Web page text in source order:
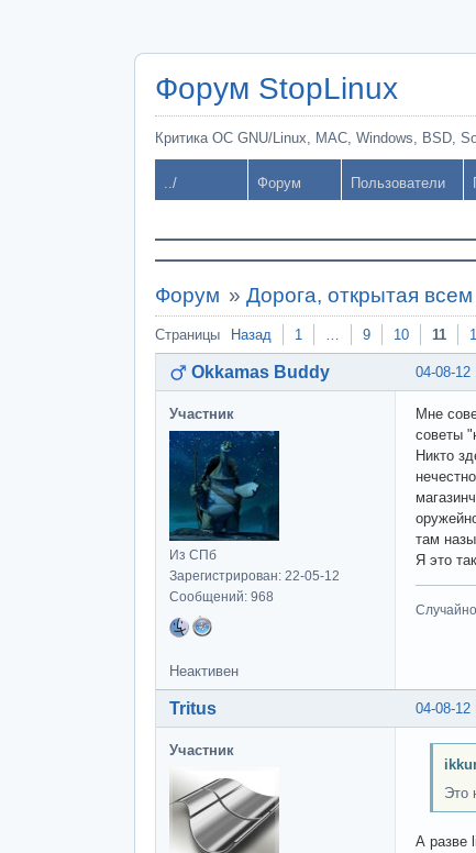
Форум StopLinux
Критика ОС GNU/Linux, MAC, Windows, BSD,
../ Форум Пользователи
Форум » Дорога, открытая всем
Страницы Назад 1 … 9 10 11
04-08-12
Okkamas Buddy
Участник
Из СПб
Зарегистрирован: 22-05-12
Сообщений: 968
Мне
советы
Никто
там
Я это
Неактивен
04-08-12
Tritus
Участник
Это
А разве